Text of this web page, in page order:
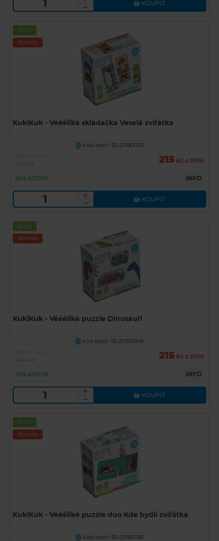
KOUPIT
Akční
Novinka
KukiKuk - Véééliká skládačka Veselá zvířátka
U Kód zboží: 55-27/80003
215 Kč s DPH
SKLADEM INFO
KOUPIT
Akční
Novinka
KukiKuk - Véééliké puzzle Dinosauři
U
Kód zboží: 55-27/80006
215 Kč s DPH
SKLADEM INFO
KOUPIT
Akční
Novinka
KukiKuk - Véééliké puzzle duo Kde bydlí zvířátka
U Kód zboží: 55-27/80036